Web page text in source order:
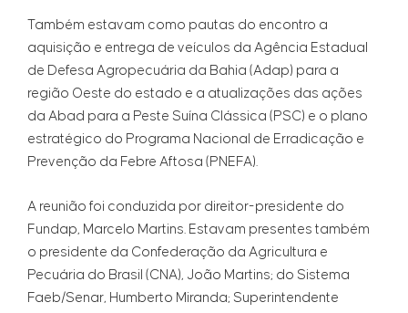
Também estavam como pautas do encontro a
aquisição e entrega de veículos da Agência Estadual
de Defesa Agropecuária da Bahia (Adap) para a
região Oeste do estado e a atualizações das ações
da Abad para a Peste Suína Clássica (PSC) e o plano
estratégico do Programa Nacional de Erradicação e
Prevenção da Febre Aftosa (PNEFA).
A reunião foi conduzida por direitor-presidente do
Fundap, Marcelo Martins. Estavam presentes também
o presidente da Confederação da Agricultura e
Pecuária do Brasil (CNA), João Martins; do Sistema
Faeb/Senar, Humberto Miranda; Superintendente